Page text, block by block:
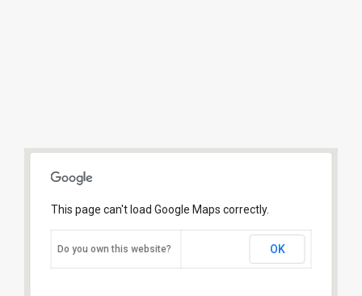
This page can't load Google Maps correctly.
Do you own this website? OK